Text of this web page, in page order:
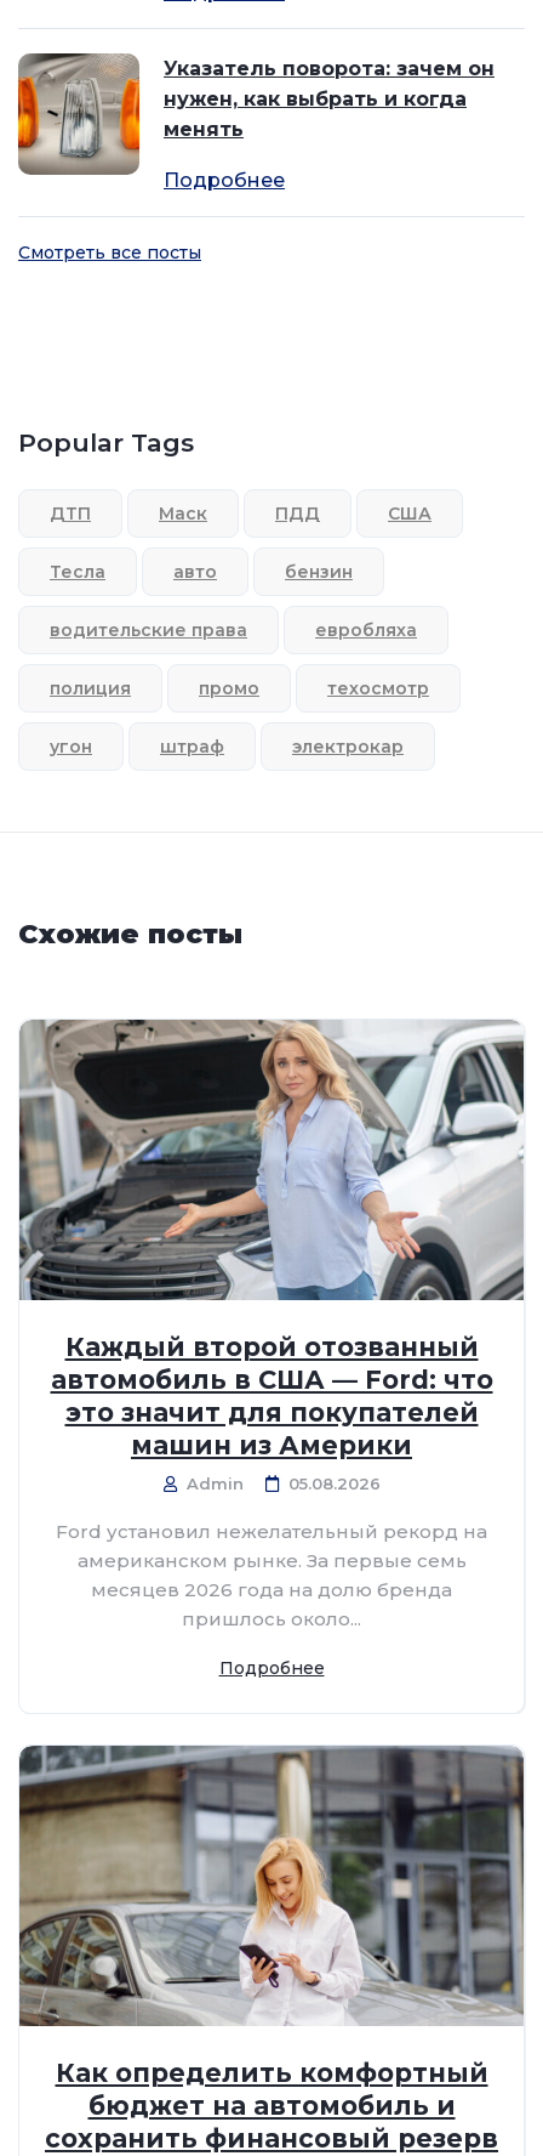
Указатель поворота: зачем он
нужен, как выбрать и когда
менять
Подробнее
Смотреть все посты
Popular Tags
ДТП Маск ПДД США
Тесла авто бензин
водительские права евробляха
полиция промо техосмотр
угон штраф электрокар
Схожие посты
Каждый второй отозванный
автомобиль в США — Ford: что
это значит для покупателей
машин из Америки
Admin 05.08.2026
Ford установил нежелательный рекорд на
американском рынке. За первые семь
месяцев 2026 года на долю бренда
пришлось около...
Подробнее
Как определить комфортный
бюджет на автомобиль и
сохранить финансовый резерв